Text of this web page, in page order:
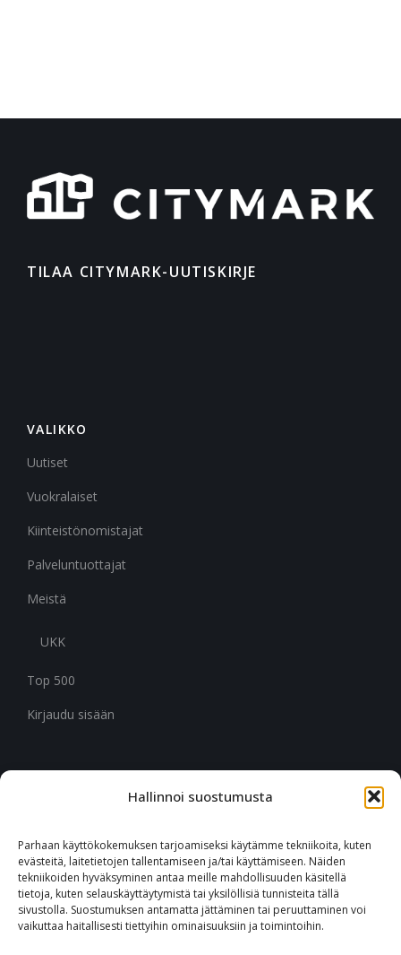
Hallinnoi suostumusta
Parhaan käyttökokemuksen tarjoamiseksi käytämme tekniikoita, kuten
evästeitä, laitetietojen tallentamiseen ja/tai käyttämiseen. Näiden
tekniikoiden hyväksyminen antaa meille mahdollisuuden käsitellä
tietoja, kuten selauskäyttäytymistä tai yksilöllisiä tunnisteita tällä
sivustolla. Suostumuksen antamatta jättäminen tai peruuttaminen voi
vaikuttaa haitallisesti tiettyihin ominaisuuksiin ja toimintoihin.
TILAA CITYMARK-UUTISKIRJE
VALIKKO
Uutiset
Vuokralaiset
Kiinteistönomistajat
Palveluntuottajat
Meistä
UKK
Top 500
Kirjaudu sisään
CITYMARK SUOMI
02330 Espoo
+46 651 760 400